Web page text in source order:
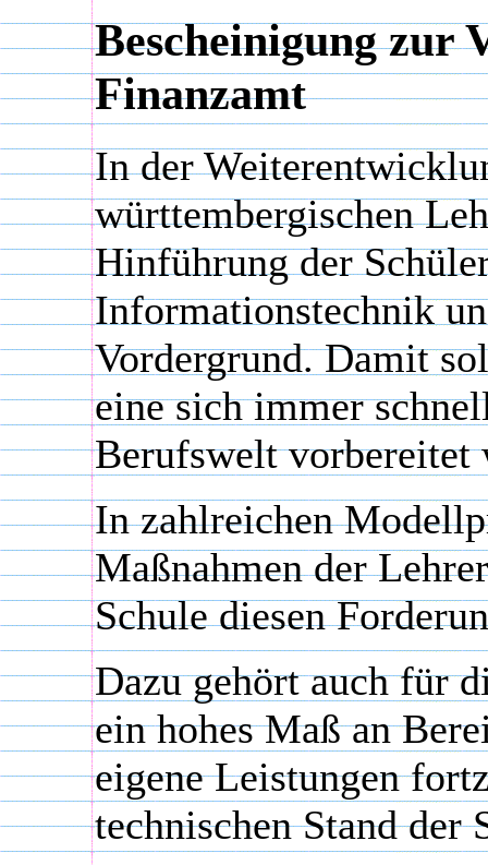
Bescheinigung zur
Finanzamt
In der
württembergischen
Hinführung der
Informationstechnik
Vordergrund. Damit
eine sich immer
Berufswelt vorbereitet
In zahlreichen
Maßnahmen der
Schule diesen
Dazu gehört auch für
ein hohes Maß an
eigene Leistungen
technischen Stand der